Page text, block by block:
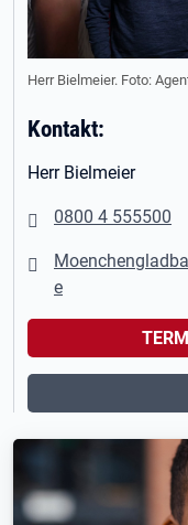
Herr Bielmeier. Foto:
Kontakt:
Herr Bielmeier
0800 4 555500
e